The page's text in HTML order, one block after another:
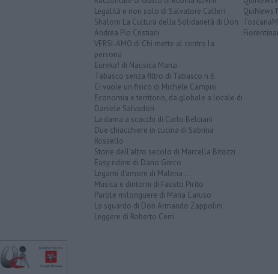
Legalità e non solo di Salvatore Calleri
Shalom La Cultura della Solidarietà di Don
Andrea Pio Cristiani
VERSI-AMO di Chi mette al centro la
persona
Eureka! di Nausica Manzi
Tabasco senza filtro di Tabasco n.6
Ci vuole un fisico di Michele Campisi
Economia e territorio, da globale a locale di
Daniele Salvadori
La dama a scacchi di Carlo Belciani
Due chiacchiere in cucina di Sabrina
Rossello
Storie dell'altro secolo di Marcella Bitozzi
Easy ridere di Dario Greco
Legami d'amore di Malena ...
Musica e dintorni di Fausto Pirìto
Parole milonguere di Maria Caruso
Lo sguardo di Don Armando Zappolini
Leggere di Roberto Cerri